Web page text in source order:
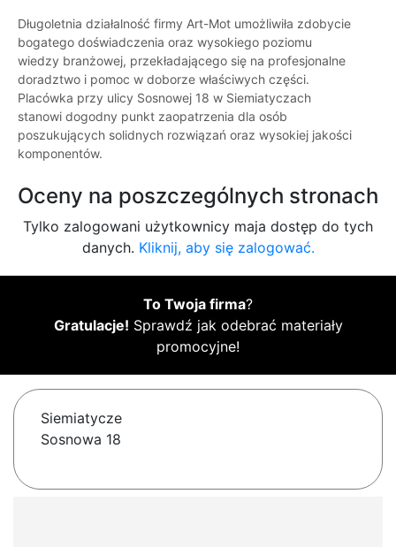
Długoletnia działalność firmy Art-Mot umożliwiła zdobycie
bogatego doświadczenia oraz wysokiego poziomu
wiedzy branżowej, przekładającego się na profesjonalne
doradztwo i pomoc w doborze właściwych części.
Placówka przy ulicy Sosnowej 18 w Siemiatyczach
stanowi dogodny punkt zaopatrzenia dla osób
poszukujących solidnych rozwiązań oraz wysokiej jakości
komponentów.
Oceny na poszczególnych stronach
Tylko zalogowani użytkownicy maja dostęp do tych
danych. Kliknij, aby się zalogować.
To Twoja firma?
Gratulacje! Sprawdź jak odebrać materiały
promocyjne!
Siemiatycze
Sosnowa 18